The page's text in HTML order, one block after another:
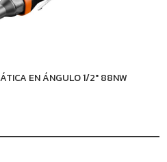
EN ÁNGULO 1/2" 88NW